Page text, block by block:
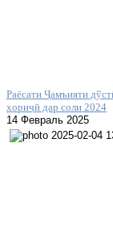
Раёсати Ҷамъияти
хориҷӣ дар соли 2024
14 Февраль 2025